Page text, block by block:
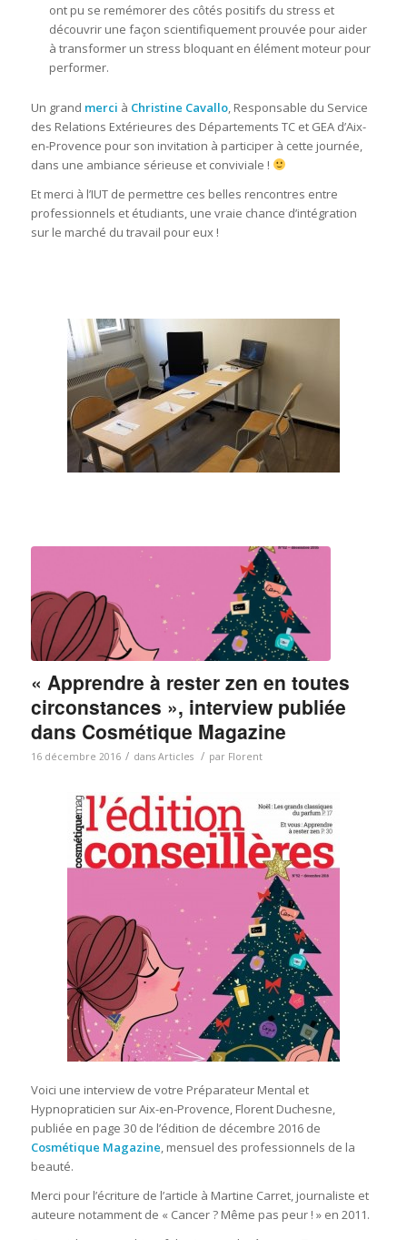
ont pu se remémorer des côtés positifs du stress et
découvrir une façon scientifiquement prouvée pour aider
à transformer un stress bloquant en élément moteur pour
performer.
Un grand merci à Christine Cavallo, Responsable du Service
des Relations Extérieures des Départements TC et GEA d’Aix-
en-Provence pour son invitation à participer à cette journée,
dans une ambiance sérieuse et conviviale !
Et merci à l’IUT de permettre ces belles rencontres entre
professionnels et étudiants, une vraie chance d’intégration
sur le marché du travail pour eux !
« Apprendre à rester zen en toutes
circonstances », interview publiée
dans Cosmétique Magazine
16 décembre 2016 / dans Articles / par Florent
Voici une interview de votre Préparateur Mental et
Hypnopraticien sur Aix-en-Provence, Florent Duchesne,
publiée en page 30 de l’édition de décembre 2016 de
Cosmétique Magazine, mensuel des professionnels de la
beauté.
Merci pour l’écriture de l’article à Martine Carret, journaliste et
auteure notamment de « Cancer ? Même pas peur ! » en 2011.